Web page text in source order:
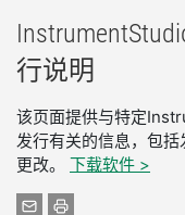
行说明
该页面提供与特定
发行有关的信息，包
更改。 下载软件 >